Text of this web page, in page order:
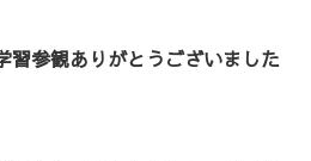
習参観ありがとうございました